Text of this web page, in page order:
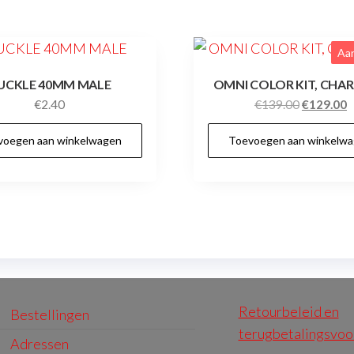
40MM MALE
€2.40
aan winkelwagen
OMNI COLOR KIT,
€139.00
prijs
was:
€139.00.
€129.00
Toevoegen aan
Bestellingen
Adressen
Retourbeleid en